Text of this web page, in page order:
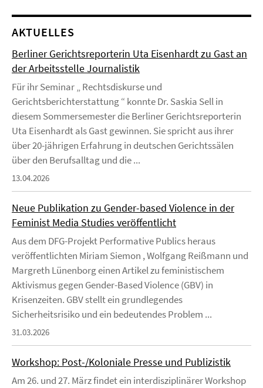
AKTUELLES
Berliner Gerichtsreporterin Uta Eisenhardt zu Gast an
der Arbeitsstelle Journalistik
Für ihr Seminar „ Rechtsdiskurse und
Gerichtsberichterstattung “ konnte Dr. Saskia Sell in
diesem Sommersemester die Berliner Gerichtsreporterin
Uta Eisenhardt als Gast gewinnen. Sie spricht aus ihrer
über 20-jährigen Erfahrung in deutschen Gerichtssälen
über den Berufsalltag und die ...
13.04.2026
Neue Publikation zu Gender-based Violence in der
Feminist Media Studies veröffentlicht
Aus dem DFG-Projekt Performative Publics heraus
veröffentlichten Miriam Siemon , Wolfgang Reißmann und
Margreth Lünenborg einen Artikel zu feministischem
Aktivismus gegen Gender-Based Violence (GBV) in
Krisenzeiten. GBV stellt ein grundlegendes
Sicherheitsrisiko und ein bedeutendes Problem ...
31.03.2026
Workshop: Post-/Koloniale Presse und Publizistik
Am 26. und 27. März findet ein interdisziplinärer Workshop